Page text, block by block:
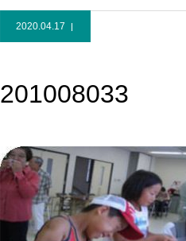
2020.04.17
201008033